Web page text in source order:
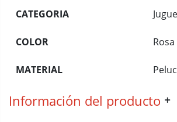
CATEGORIA
COLOR Rosa
MATERIAL
Información del producto